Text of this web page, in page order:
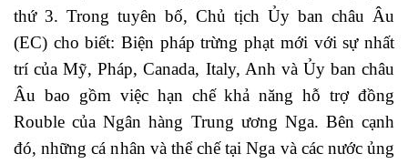
thứ 3. Trong tuyên bố, Chủ tịch Ủy ban châu Âu
(EC) cho biết: Biện pháp trừng phạt mới với sự nhất
trí của Mỹ, Pháp, Canada, Italy, Anh và Ủy ban châu
Âu bao gồm việc hạn chế khả năng hỗ trợ đồng
Rouble của Ngân hàng Trung ương Nga. Bên cạnh
đó, những cá nhân và thể chế tại Nga và các nước ủng